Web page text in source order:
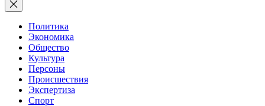
Политика
Экономика
Общество
Культура
Персоны
Происшествия
Экспертиза
Спорт